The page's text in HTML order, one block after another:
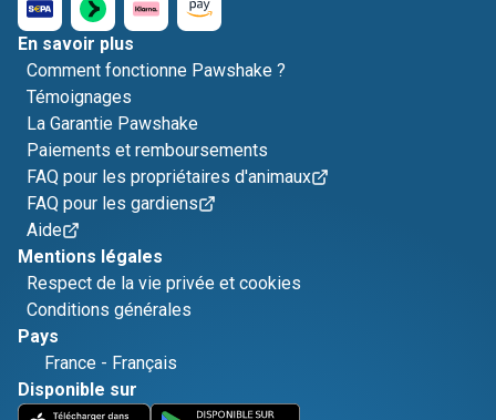
En savoir plus
Comment fonctionne Pawshake ?
Témoignages
La Garantie Pawshake
Paiements et remboursements
FAQ pour les propriétaires d'animaux
FAQ pour les gardiens
Aide
Mentions légales
Respect de la vie privée et cookies
Conditions générales
Pays
France - Français
Disponible sur